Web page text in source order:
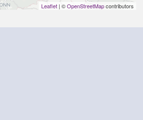
Leaflet | ©OpenStreetMapcontributors